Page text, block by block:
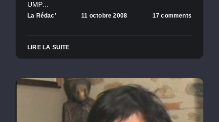
UMP…
La Rédac' 11 octobre 2008 17 comments
LIRE LA SUITE